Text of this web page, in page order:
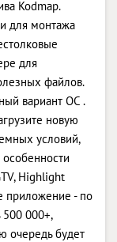
Kodmap.
для монтажа
для
файлов.
вариант ОС .
новую
условий,
Highlight
приложение - по
500 000+,
очередь будет